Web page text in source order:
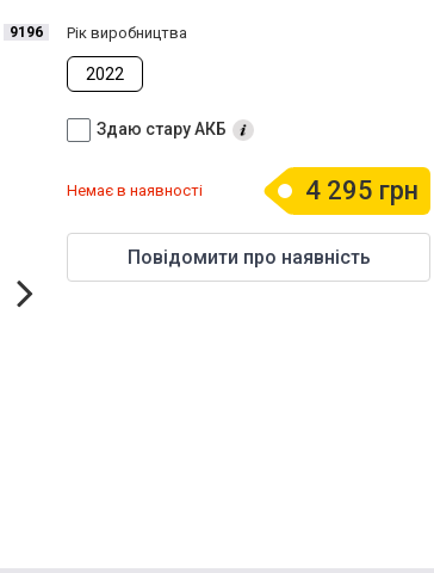
9196 Рік виробництва
2022
Здаю стару АКБ
4 295 грн
Немає в наявності
Повідомити про наявність